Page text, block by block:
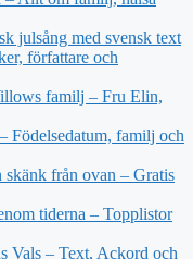
julsång med svensk text
författare och
familj – Fru Elin,
Födelsedatum, familj och
från ovan – Gratis
tiderna – Topplistor
Vals – Text, Ackord och